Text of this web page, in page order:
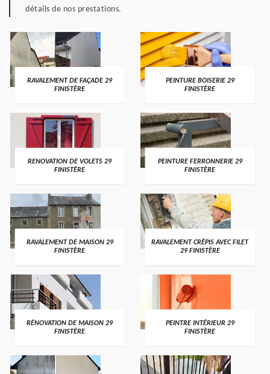
détails de nos prestations.
RAVALEMENT DE FAÇADE 29
FINISTÈRE
PEINTURE BOISERIE 29
FINISTÈRE
RENOVATION DE VOLETS 29
FINISTÈRE
PEINTURE FERRONNERIE 29
FINISTÈRE
RAVALEMENT DE MAISON 29
FINISTÈRE
RAVALEMENT CRÉPIS AVEC FILET
29 FINISTÈRE
RÉNOVATION DE MAISON 29
FINISTÈRE
PEINTRE INTÉRIEUR 29
FINISTÈRE